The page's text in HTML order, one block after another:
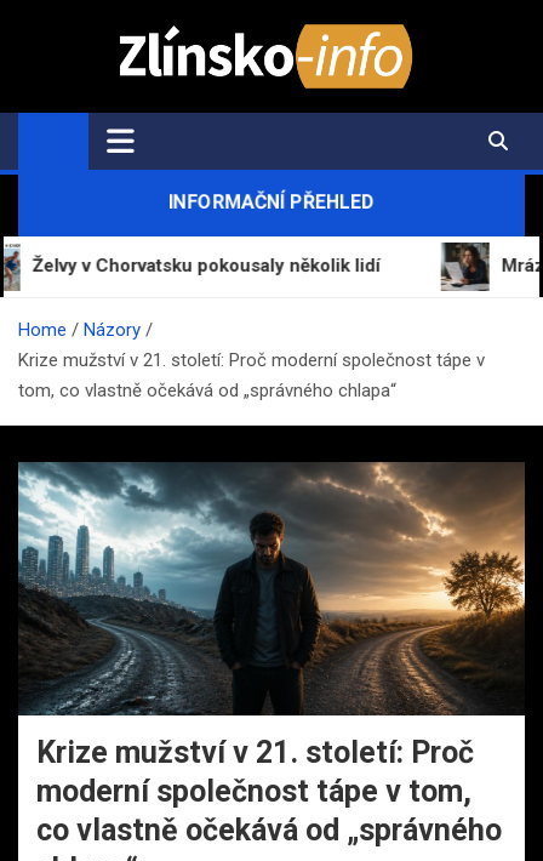
Zlínsko-Info.cz
Aktuální informace z regionu a zpravodajství
INFORMAČNÍ PŘEHLED
pokousaly několik lidí Mrázová
Home
Názory
Krize mužství v 21. století: Proč moderní společnost tápe v
tom, co vlastně očekává od „správného chlapa“
Krize mužství v 21. století: Proč
moderní společnost tápe v tom,
co vlastně očekává od „správného